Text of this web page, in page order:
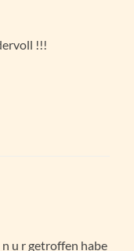
!!!
n u r getroffen habe